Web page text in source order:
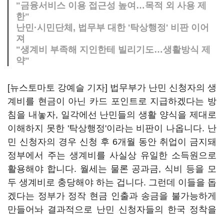
"금융서비스 이용 접근성 높여…목적 외 사용 제
한"
난민·시민단체, 법무부 대한 '탁상행정' 비판 이어
져
"생계비 부족해 지인한테 빌리기도…생활방식 제
약"
[뉴스토마토 강예슬 기자] 법무부가 난민 신청자의 생
계비를 현금이 아닌 카드 포인트로 지급하겠다는 방
침을 내놓자, 일각에선 난민들의 생활 양식을 제대로
이해하지 못한 '탁상행정'이라는 비판이 나옵니다. 난
민 신청자의 경우 신청 후 6개월 동안 취업이 금지돼
정부에서 주는 생계비를 사실상 유일한 소득원으로
활용해야 합니다. 월세는 물론 공과금, 식비 등을 모
두 생계비로 충당해야 하는 겁니다. 그런데 이들을 돕
겠다는 정부가 정작 현금 인출과 송금을 불가능하게
만들어놔 결과적으로 난민 신청자들의 한국 정착을